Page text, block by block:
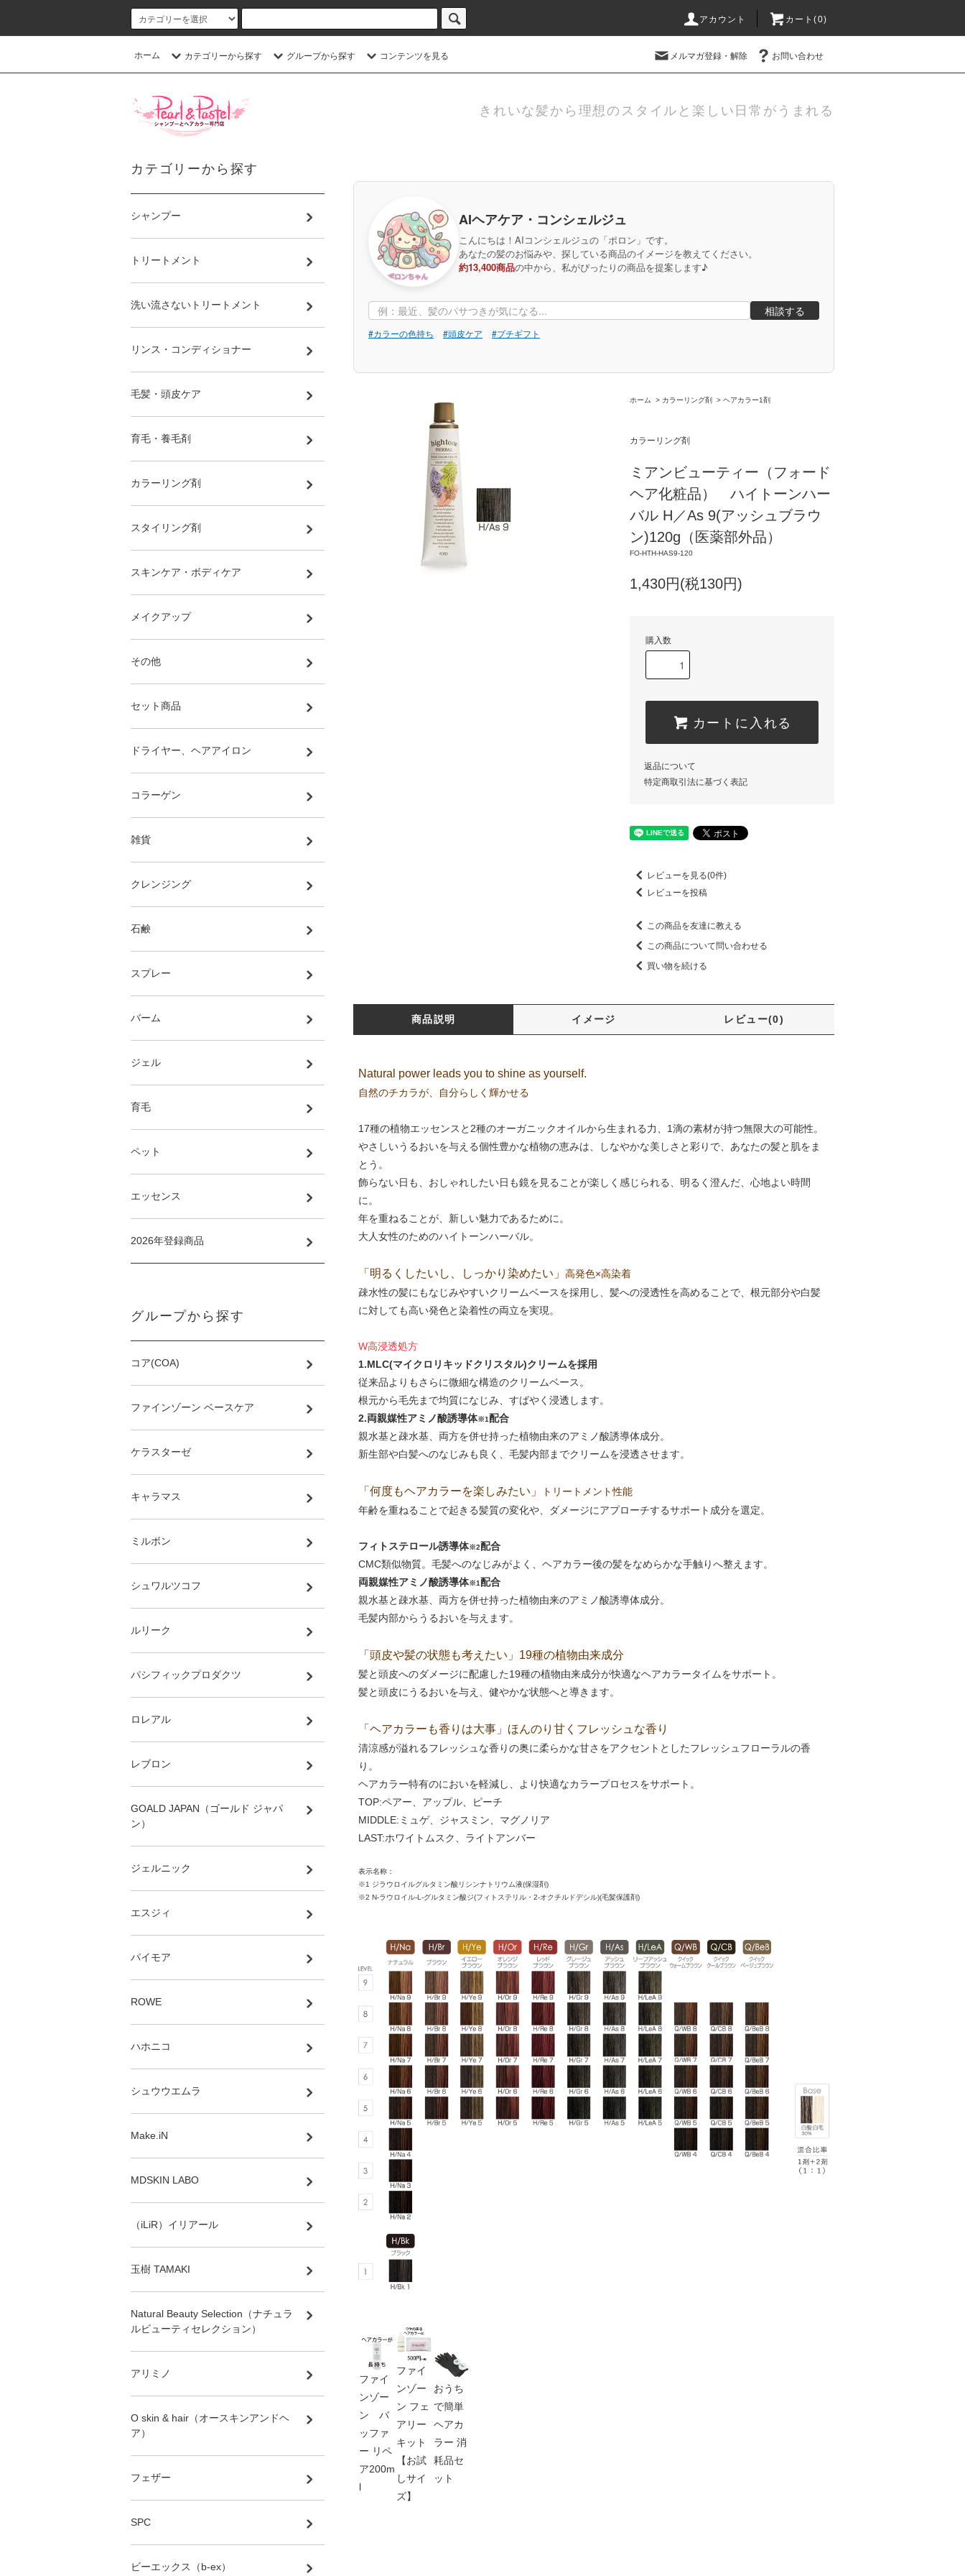
アカウント カート(0)
ホーム カテゴリーから探す グループから探す コンテンツを見る メルマガ登録・解除 お問い合わせ
きれいな髪から理想のスタイルと楽しい日常がうまれる
AIヘアケア・コンシェルジュ
こんにちは！AIコンシェルジュの「ポロン」です。
あなたの髪のお悩みや、探している商品のイメージを教えてください。
約13,400商品の中から、私がぴったりの商品を提案します♪
相談する
#カラーの色持ち #頭皮ケア #プチギフト
ホーム > カラーリング剤 > ヘアカラー1剤
カラーリング剤
ミアンビューティー（フォード
ヘア化粧品） ハイトーンハー
バル H／As 9(アッシュブラウ
ン)120g（医薬部外品）
FO-HTH-HAS9-120
1,430円(税130円)
購入数
カートに入れる
返品について
特定商取引法に基づく表記
レビューを見る(0件)
レビューを投稿
この商品を友達に教える
この商品について問い合わせる
買い物を続ける
商品説明 イメージ レビュー(0)
Natural power leads you to shine as yourself.
自然のチカラが、自分らしく輝かせる
17種の植物エッセンスと2種のオーガニックオイルから生まれる力、1滴の素材が持つ無限大の可能性。
やさしいうるおいを与える個性豊かな植物の恵みは、しなやかな美しさと彩りで、あなたの髪と肌をま
とう。
飾らない日も、おしゃれしたい日も鏡を見ることが楽しく感じられる、明るく澄んだ、心地よい時間
に。
年を重ねることが、新しい魅力であるために。
大人女性のためのハイトーンハーバル。
「明るくしたいし、しっかり染めたい」 高発色×高染着
疎水性の髪にもなじみやすいクリームベースを採用し、髪への浸透性を高めることで、根元部分や白髪
に対しても高い発色と染着性の両立を実現。
W高浸透処方
1.MLC(マイクロリキッドクリスタル)クリームを採用
従来品よりもさらに微細な構造のクリームベース。
根元から毛先まで均質になじみ、すばやく浸透します。
2.両親媒性アミノ酸誘導体※1配合
親水基と疎水基、両方を併せ持った植物由来のアミノ酸誘導体成分。
新生部や白髪へのなじみも良く、毛髪内部までクリームを浸透させます。
「何度もヘアカラーを楽しみたい」
トリートメント性能
年齢を重ねることで起きる髪質の変化や、ダメージにアプローチするサポート成分を選定。
フィトステロール誘導体※2配合
CMC類似物質。毛髪へのなじみがよく、ヘアカラー後の髪をなめらかな手触りへ整えます。
両親媒性アミノ酸誘導体※1配合
親水基と疎水基、両方を併せ持った植物由来のアミノ酸誘導体成分。
毛髪内部からうるおいを与えます。
「頭皮や髪の状態も考えたい」19種の植物由来成分
髪と頭皮へのダメージに配慮した19種の植物由来成分が快適なヘアカラータイムをサポート。
髪と頭皮にうるおいを与え、健やかな状態へと導きます。
「ヘアカラーも香りは大事」ほんのり甘くフレッシュな香り
清涼感が溢れるフレッシュな香りの奥に柔らかな甘さをアクセントとしたフレッシュフローラルの香
り。
ヘアカラー特有のにおいを軽減し、より快適なカラープロセスをサポート。
TOP:ペアー、アップル、ピーチ
MIDDLE:ミュゲ、ジャスミン、マグノリア
LAST:ホワイトムスク、ライトアンバー
表示名称：
※1 ジラウロイルグルタミン酸リシンナトリウム液(保湿剤)
※2 N-ラウロイル-L-グルタミン酸ジ(フィトステリル・2-オクチルドデシル)(毛髪保護剤)
ファイ
ンゾー
ン バ
ッファ
ー リペ
ア200m
l
ファイ
ンゾー
ン フェ
アリー
キット
【お試
しサイ
ズ】
おうち
で簡単
ヘアカ
ラー 消
耗品セ
ット
カテゴリーから探す
シャンプー
トリートメント
洗い流さないトリートメント
リンス・コンディショナー
毛髪・頭皮ケア
育毛・養毛剤
カラーリング剤
スタイリング剤
スキンケア・ボディケア
メイクアップ
その他
セット商品
ドライヤー、ヘアアイロン
コラーゲン
雑貨
クレンジング
石鹸
スプレー
バーム
ジェル
育毛
ペット
エッセンス
2026年登録商品
グループから探す
コア(COA)
ファインゾーン ベースケア
ケラスターゼ
キャラマス
ミルボン
シュワルツコフ
ルリーク
パシフィックプロダクツ
ロレアル
レブロン
GOALD JAPAN（ゴールド ジャパ
ン）
ジェルニック
エスジィ
パイモア
ROWE
ハホニコ
シュウウエムラ
Make.iN
MDSKIN LABO
（iLiR）イリアール
玉樹 TAMAKI
Natural Beauty Selection（ナチュラ
ルビューティセレクション）
アリミノ
O skin & hair（オースキンアンドヘ
ア）
フェザー
SPC
ビーエックス（b-ex）